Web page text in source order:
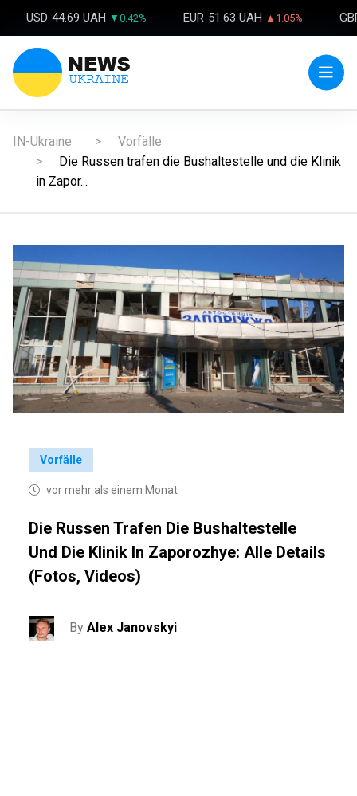
USD 44.69 UAH ▼0.42% EUR 51.63 UAH ▲1.05%
IN-Ukraine
Vorfälle
Die Russen trafen die Bushaltestelle und die Klinik
in Zapor...
Vorfälle
vor mehr als einem Monat
Die Russen Trafen Die Bushaltestelle
Und Die Klinik In Zaporozhye: Alle Details
(Fotos, Videos)
ByAlex Janovskyi